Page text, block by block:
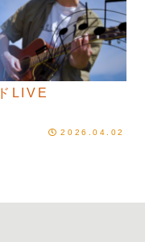
LIVE
2026.04.02